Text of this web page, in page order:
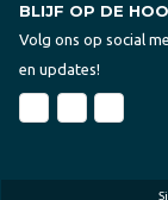
BLIJF OP DE
Volg ons op social
en updates!